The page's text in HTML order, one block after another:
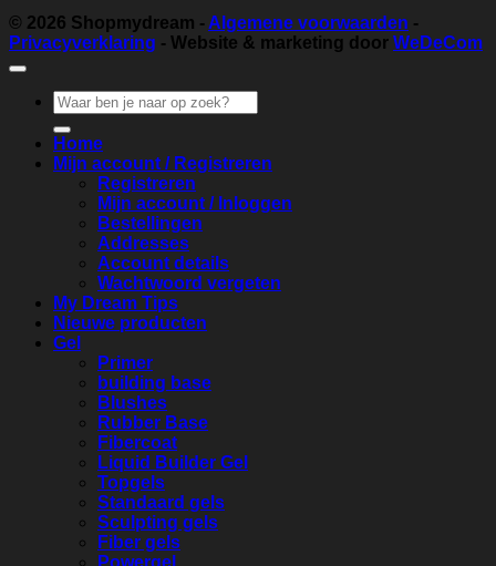
© 2026 Shopmydream - Algemene voorwaarden -
Privacyverklaring - Website & marketing door WeDeCom
Zoeken
naar:
Home
Mijn account / Registreren
Registreren
Mijn account / Inloggen
Bestellingen
Addresses
Account details
Wachtwoord vergeten
My Dream Tips
Nieuwe producten
Gel
Primer
building base
Blushes
Rubber Base
Fibercoat
Liquid Builder Gel
Topgels
Standaard gels
Sculpting gels
Fiber gels
Powergel